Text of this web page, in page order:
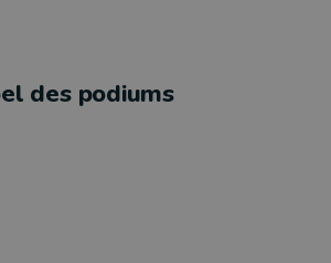
des podiums